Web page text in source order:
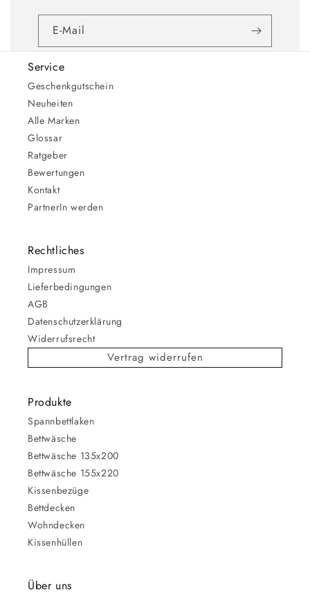
E-Mail
Service
Geschenkgutschein
Neuheiten
Alle Marken
Glossar
Ratgeber
Bewertungen
Kontakt
PartnerIn werden
Rechtliches
Impressum
Lieferbedingungen
AGB
Datenschutzerklärung
Widerrufsrecht
Vertrag widerrufen
Produkte
Spannbettlaken
Bettwäsche
Bettwäsche 135x200
Bettwäsche 155x220
Kissenbezüge
Bettdecken
Wohndecken
Kissenhüllen
Über uns